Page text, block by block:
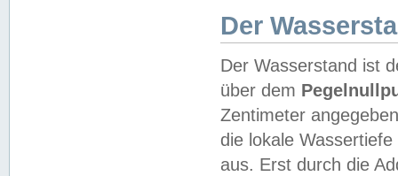
Der
Der Wasserstand ist
über dem
Zentimeter
die lokale
aus. Erst durch die